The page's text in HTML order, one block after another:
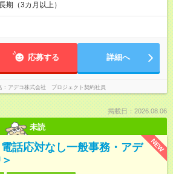
期（3カ月以上）
応募する 詳細へ
アデコ株式会社 プロジェクト契約社員
掲載日：2026.08.06
未読
NEW
話応対なし一般事務・アデ